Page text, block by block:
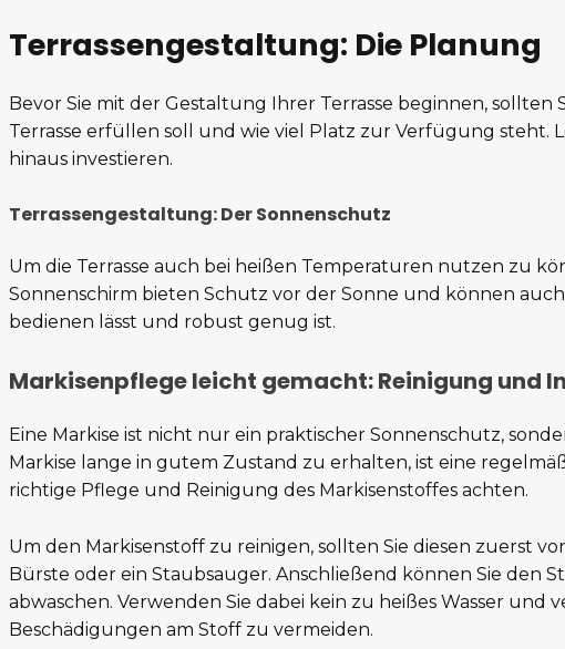
Terrassengestaltung: Die Planung
Bevor Sie mit der Gestaltung Ihrer Terrasse beginnen,
Terrasse erfüllen soll und wie viel Platz zur Verfügung steht.
hinaus investieren.
Terrassengestaltung: Der Sonnenschutz
Um die Terrasse auch bei heißen Temperaturen nutzen zu
Sonnenschirm bieten Schutz vor der Sonne und können
bedienen lässt und robust genug ist.
Markisenpflege leicht gemacht: Reinigung und
Eine Markise ist nicht nur ein praktischer Sonnenschutz,
Markise lange in gutem Zustand zu erhalten, ist eine
richtige Pflege und Reinigung des Markisenstoffes achten.
Um den Markisenstoff zu reinigen, sollten Sie diesen zuerst
Bürste oder ein Staubsauger. Anschließend können Sie den
abwaschen. Verwenden Sie dabei kein zu heißes Wasser
Beschädigungen am Stoff zu vermeiden.